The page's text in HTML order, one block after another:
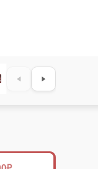
Микроволновая